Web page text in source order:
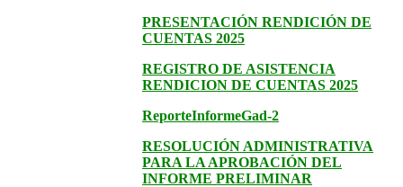
PRESENTACIÓN RENDICIÓN DE
CUENTAS 2025
REGISTRO DE ASISTENCIA
RENDICION DE CUENTAS 2025
ReporteInformeGad-2
RESOLUCIÓN ADMINISTRATIVA
PARA LA APROBACIÓN DEL
INFORME PRELIMINAR